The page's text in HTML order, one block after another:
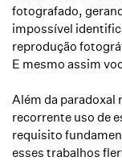
fotografado,
impossível
reprodução
E mesmo assim
Além da paradoxal
recorrente uso de
requisito
esses trabalhos